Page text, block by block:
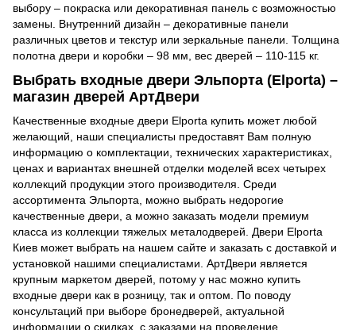
выбору – покраска или декоративная панель с возможностью
замены. Внутренний дизайн – декоративные панели
различных цветов и текстур или зеркальные панели. Толщина
полотна двери и коробки – 98 мм, вес дверей – 110-115 кг.
Выбрать входные двери Эльпорта (Еlporta) –
магазин дверей АртДвери
Качественные входные двери Еlporta купить может любой
желающий, наши специалисты предоставят Вам полную
информацию о комплектации, технических характеристиках,
ценах и вариантах внешней отделки моделей всех четырех
коллекций продукции этого производителя. Среди
ассортимента Эльпорта, можно выбрать недорогие
качественные двери, а можно заказать модели премиум
класса из коллекции тяжелых металодверей. Двери Еlporta
Киев может выбрать на нашем сайте и заказать с доставкой и
установкой нашими специалистами. АртДвери является
крупным маркетом дверей, потому у нас можно купить
входные двери как в розницу, так и оптом. По поводу
консультаций при выборе бронедверей, актуальной
информации о скидках, с заказами на проведение